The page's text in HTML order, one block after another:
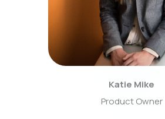
Katie Mike
Product Owner